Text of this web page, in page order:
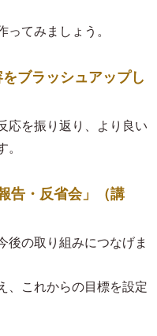
てみましょう。
ブラッシュアップし
応を振り返り、より良い
。
告・反省会」（講
の取り組みにつなげま
、これからの目標を設定